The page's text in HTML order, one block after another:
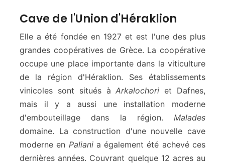
Cave de l'Union d'Héraklion
Elle a été fondée en 1927 et est l'une des plus
grandes coopératives de Grèce. La coopérative
occupe une place importante dans la viticulture
de la région d'Héraklion. Ses établissements
vinicoles sont situés àArkalochori et Dafnes,
mais il y a aussi une installation moderne
d'embouteillage dans la région. Malades
domaine. La construction d'une nouvelle cave
moderne en Paliania également été achevé ces
dernières années. Couvrant quelque 12 acres au